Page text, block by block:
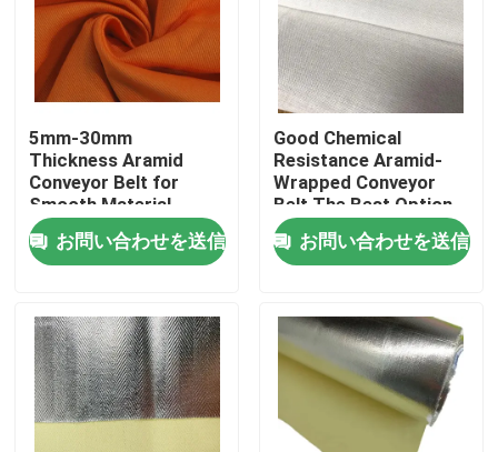
5mm-30mm
Thickness Aramid
Conveyor Belt for
Smooth Material
Transport in Conveyor
Systems
お問い合わせを送信
Good Chemical
Resistance Aramid-
Wrapped Conveyor
Belt The Best Option
for Flat Belt
お問い合わせを送信